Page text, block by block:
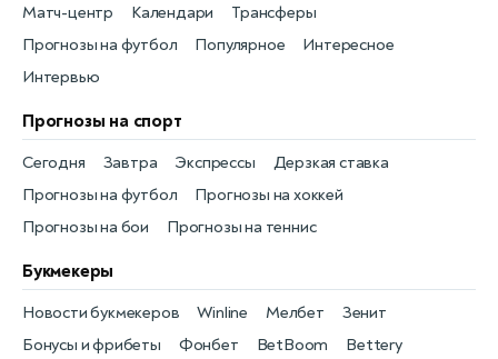
Матч-центр Календари Трансферы
Прогнозы на футбол Популярное Интересное
Интервью
Прогнозы на спорт
Прогнозы на футбол
Сегодня
Прогнозы на хоккей
Завтра
Прогнозы на бои
Экспрессы
Прогнозы на теннис
Дерзкая ставка
Букмекеры
Бонусы и фрибеты
Новости букмекеров
Фонбет
Winline
BetBoom
Мелбет
Bettery
Зенит